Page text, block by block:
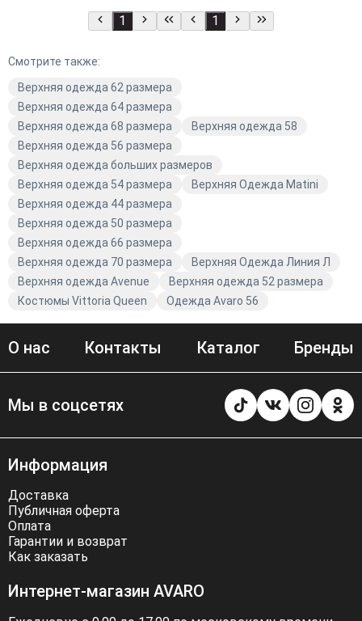
1 1
Смотрите также:
Верхняя одежда 62 размера
Верхняя одежда 64 размера
Верхняя одежда 68 размера
Верхняя одежда 58
Верхняя одежда 56 размера
Верхняя одежда больших размеров
Верхняя одежда 54 размера
Верхняя Одежда Matini
Верхняя одежда 44 размера
Верхняя одежда 50 размера
Верхняя одежда 66 размера
Верхняя одежда 70 размера
Верхняя Одежда Линия Л
Верхняя одежда Avenue
Верхняя одежда 52 размера
Костюмы Vittoria Queen
Одежда Avaro 56
О нас Контакты Каталог Бренды
Мы в соцсетях
Информация
Доставка
Публичная оферта
Оплата
Гарантии и возврат
Как заказать
Интернет-магазин AVARO